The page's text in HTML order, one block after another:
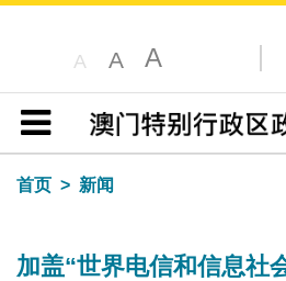
A A A
目录
首页
新闻
加盖“世界电信和信息社